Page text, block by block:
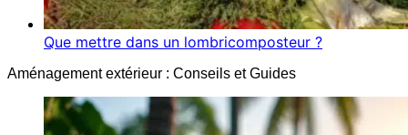
Que mettre dans un lombricomposteur ?
Aménagement extérieur : Conseils et Guides